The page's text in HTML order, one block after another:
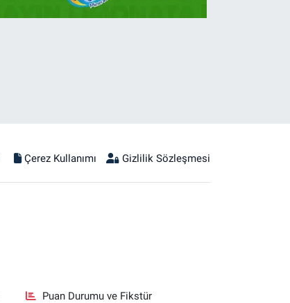
Çerez Kullanımı Gizlilik Sözleşmesi
Puan Durumu ve Fikstür